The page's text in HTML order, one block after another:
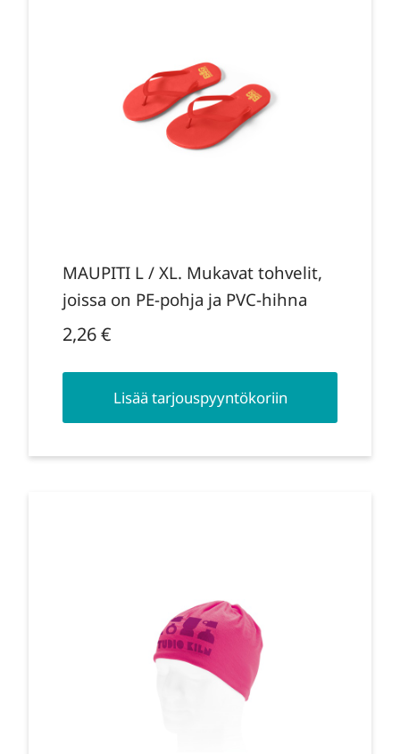
MAUPITI L / XL. Mukavat tohvelit,
joissa on PE-pohja ja PVC-hihna
2,26€
Lisää tarjouspyyntökoriin